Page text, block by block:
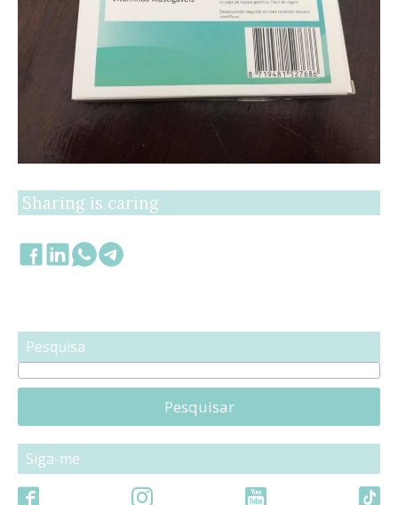
Sharing is caring
Pesquisa
Pesquisar
Siga-me